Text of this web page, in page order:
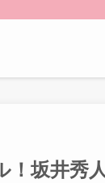
坂井秀